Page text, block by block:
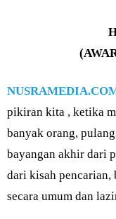
pikiran kita , ketika
banyak orang,
bayangan akhir dari
dari kisah
secara umum dan